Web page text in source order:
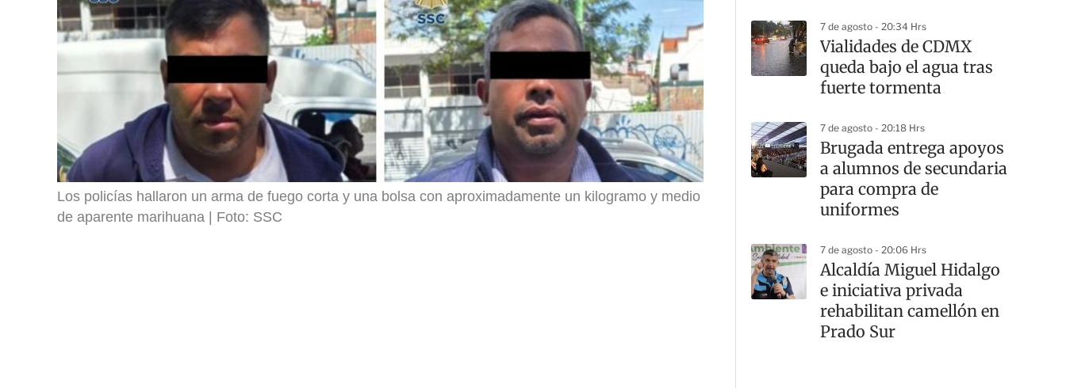
Los policías hallaron un arma de fuego corta y una bolsa con aproximadamente un kilogramo y medio
de aparente marihuana
Foto: SSC
7 de agosto - 20:34 Hrs
Vialidades de CDMX
queda bajo el agua tras
fuerte tormenta
7 de agosto - 20:18 Hrs
Brugada entrega apoyos
a alumnos de secundaria
para compra de
uniformes
7 de agosto - 20:06 Hrs
Alcaldía Miguel Hidalgo
e iniciativa privada
rehabilitan camellón en
Prado Sur